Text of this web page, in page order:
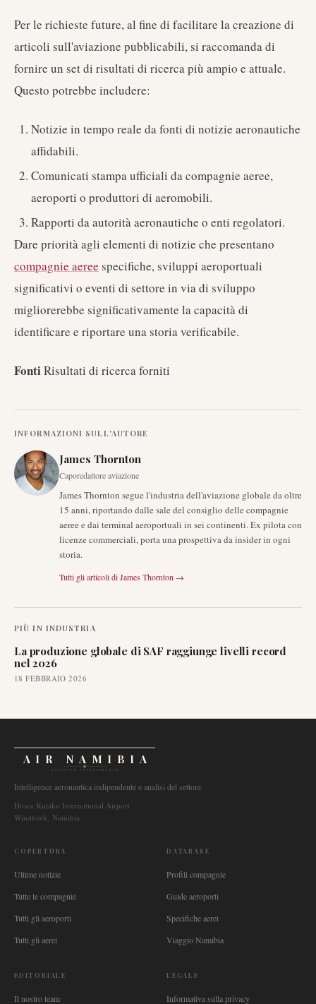
Per le richieste future, al fine di facilitare la creazione di
articoli sull'aviazione pubblicabili, si raccomanda di
fornire un set di risultati di ricerca più ampio e attuale.
Questo potrebbe includere:
Notizie in tempo reale da fonti di notizie aeronautiche
affidabili.
Comunicati stampa ufficiali da compagnie aeree,
aeroporti o produttori di aeromobili.
Rapporti da autorità aeronautiche o enti regolatori.
Dare priorità agli elementi di notizie che presentano
compagnie aeree specifiche, sviluppi aeroportuali
significativi o eventi di settore in via di sviluppo
migliorerebbe significativamente la capacità di
identificare e riportare una storia verificabile.
FontiRisultati di ricerca forniti
INFORMAZIONI SULL'AUTORE
James Thornton
Caporedattore aviazione
James Thornton segue l'industria dell'aviazione globale da oltre
15 anni, riportando dalle sale del consiglio delle compagnie
aeree e dai terminal aeroportuali in sei continenti. Ex pilota con
licenze commerciali, porta una prospettiva da insider in ogni
storia.
Tutti gli articoli diJames Thornton →
PIÙ IN INDUSTRIA
La produzione globale di SAF raggiunge livelli record
nel 2026
18 FEBBRAIO 2026
AIR NAMIBIA
AVIATION INTELLIGENCE
Intelligence aeronautica indipendente e analisi del settore.
Hosea Kutako International Airport
Windhoek, Namibia
COPERTURA
Ultime notizie
Tutte le compagnie
Tutti gli aeroporti
Tutti gli aerei
DATABASE
Profili compagnie
Guide aeroporti
Specifiche aerei
Viaggio Namibia
EDITORIALE
Il nostro team
LEGALE
Informativa sulla privacy